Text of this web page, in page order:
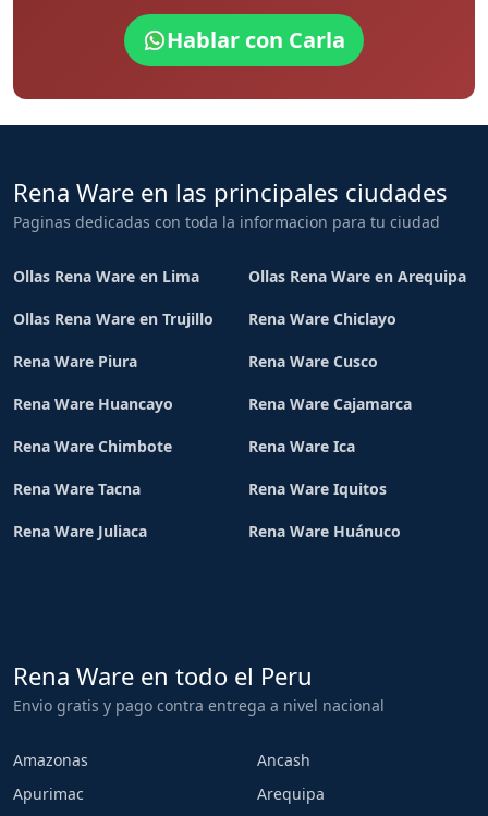
Hablar con Carla
Rena Ware en las principales ciudades
Paginas dedicadas con toda la informacion para tu ciudad
Ollas Rena Ware en Lima Ollas Rena Ware en Arequipa
Ollas Rena Ware en Trujillo Rena Ware Chiclayo
Rena Ware Piura Rena Ware Cusco
Rena Ware Huancayo Rena Ware Cajamarca
Rena Ware Chimbote Rena Ware Ica
Rena Ware Tacna Rena Ware Iquitos
Rena Ware Juliaca Rena Ware Huánuco
Rena Ware en todo el Peru
Envio gratis y pago contra entrega a nivel nacional
Amazonas
Ancash
Apurimac
Arequipa